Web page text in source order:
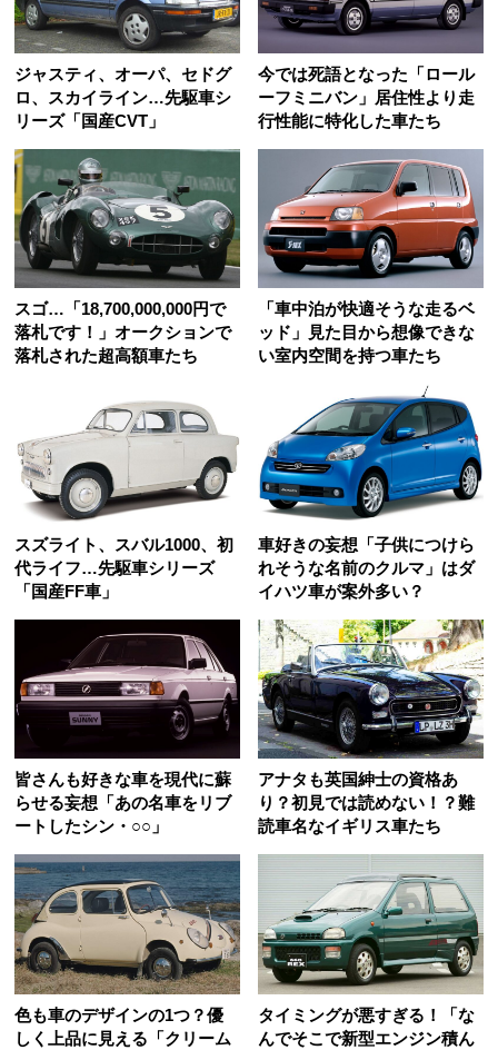
ジャスティ、オーパ、セドグ
ロ、スカイライン…先駆車シ
リーズ「国産CVT」
今では死語となった「ロール
ーフミニバン」居住性より走
行性能に特化した車たち
スゴ…「18,700,000,000円で
落札です！」オークションで
落札された超高額車たち
「車中泊が快適そうな走るベ
ッド」見た目から想像できな
い室内空間を持つ車たち
スズライト、スバル1000、初
代ライフ…先駆車シリーズ
「国産FF車」
車好きの妄想「子供につけら
れそうな名前のクルマ」はダ
イハツ車が案外多い？
皆さんも好きな車を現代に蘇
らせる妄想「あの名車をリブ
ートしたシン・○○」
アナタも英国紳士の資格あ
り？初見では読めない！？難
読車名なイギリス車たち
色も車のデザインの1つ？優
しく上品に見える「クリーム
タイミングが悪すぎる！「な
んでそこで新型エンジン積ん